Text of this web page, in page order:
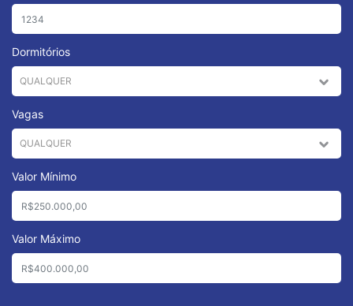
Dormitórios
Vagas
Valor Mínimo
Valor Máximo